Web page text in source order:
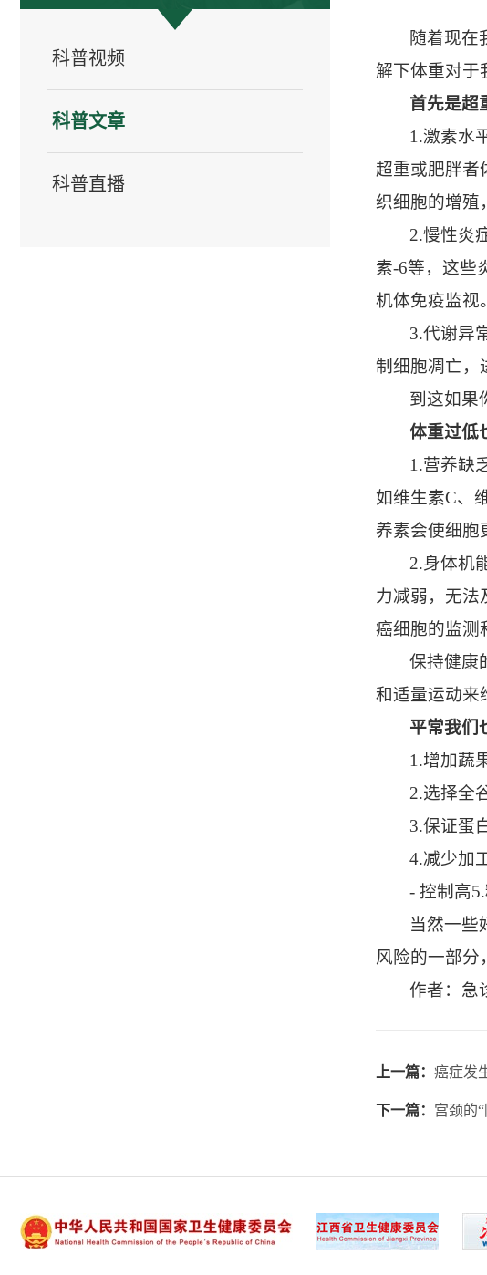
科普视频
科普文章
科普直播
随着现在
解下体重对于
首先是超
1.激素水
超重或肥胖者
织细胞的增殖
2.慢性炎
素-6等，这些
机体免疫监视
3.代谢异
制细胞凋亡，
到这如果
体重过低
1.营养缺
如维生素C、
养素会使细胞
2.身体机
力减弱，无法
癌细胞的监测
保持健康
和适量运动来
平常我们
1.增加蔬
2.选择全
3.保证蛋
4.减少加
- 控制高
当然一些
风险的一部分
作者：急
上一篇： 癌症发
下一篇： 宫颈的